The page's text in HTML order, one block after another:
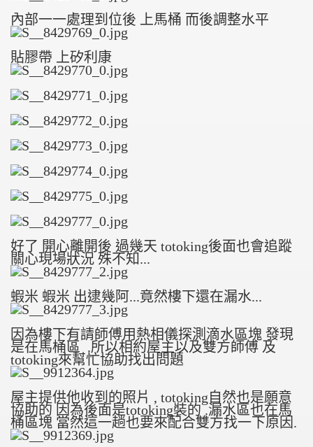
內部一一處理到位後 上馬桶 而後調整水平
貼膠帶 上矽利康
好了 開心離開後 過幾天 totoking後面也會追蹤
關心現場狀況 殊不知...
蝦米 蝦米 出逮幾阿...竟然樓下還在漏水...
因為樓下有請師傅用熱相儀探測滴水區塊 發現
是在馬桶區 .所以相約屋主以及雙方師傅 及
totoking來幫忙協助找出問題
屋主提供他收到的照片 , totoking自然也是願意
協助的 因為後面是totoking裝的 .漏水區也在馬
桶區塊 當然這一趟也要來配合雙方找一下原因.